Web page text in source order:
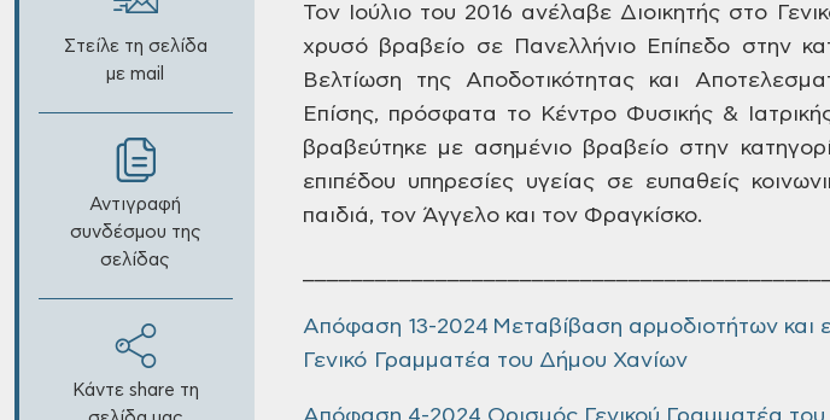
Στείλε τη σελίδα
με mail
Αντιγραφή
συνδέσμου της
σελίδας
Κάντε share τη
Τον Ιούλιο του 2016 ανέλαβε Διοικητής στο
χρυσό βραβείο σε Πανελλήνιο Επίπεδο στην
Βελτίωση της Αποδοτικότητας και
Επίσης, πρόσφατα το Κέντρο Φυσικής &
βραβεύτηκε με ασημένιο βραβείο στην
επιπέδου υπηρεσίες υγείας σε ευπαθείς
παιδιά, τον Άγγελο και τον Φραγκίσκο.
Απόφαση 13-2024 Μεταβίβαση αρμοδιοτήτων
Γενικό Γραμματέα του Δήμου Χανίων